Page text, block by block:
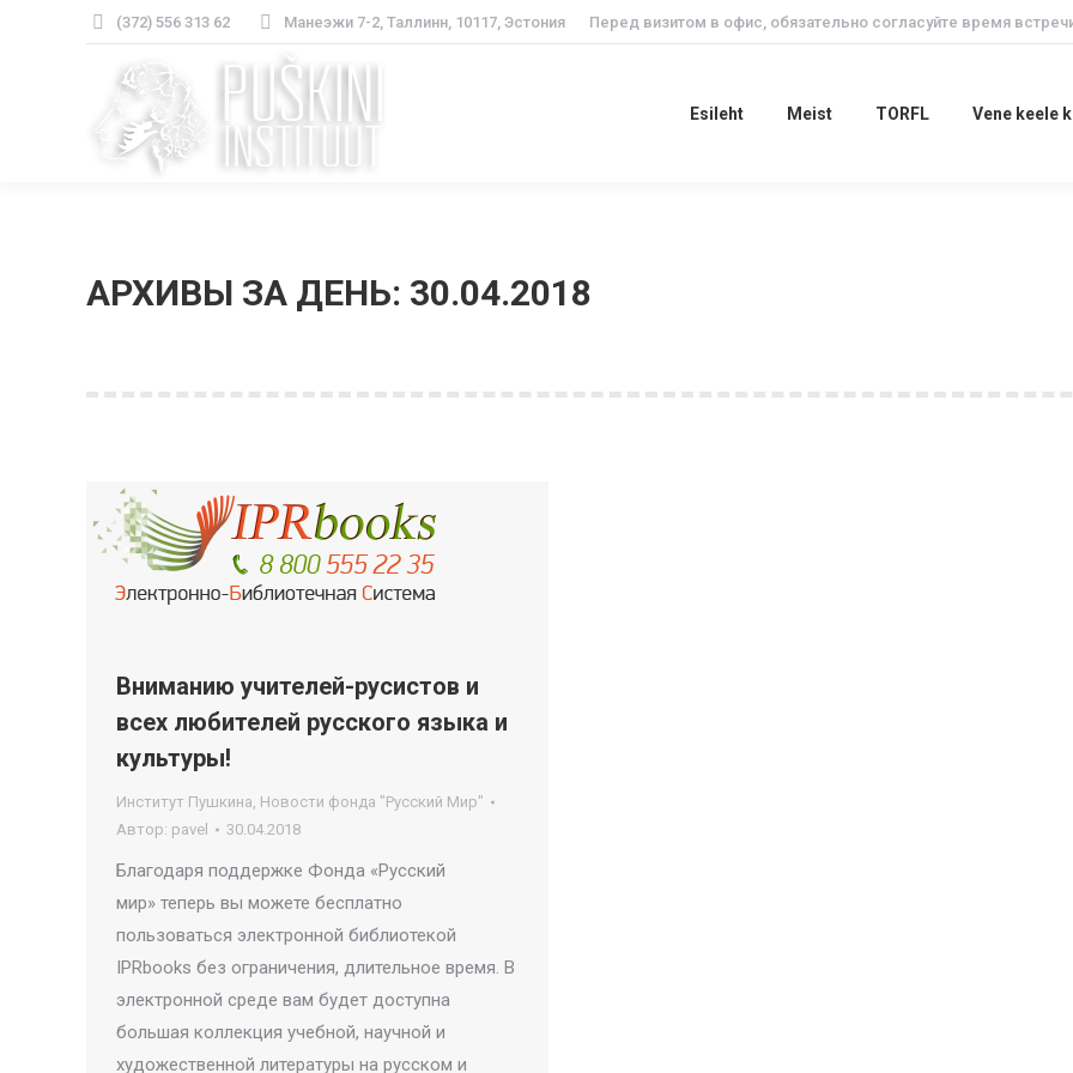
(372) 556 313 62 Манеэжи 7-2, Таллинн, 10117, Эстония Перед визитом в офис, обязательно согласуйте время
Esileht Meist TORFL Vene keele
АРХИВЫ ЗА ДЕНЬ: 30.04.2018
Вниманию учителей-русистов и
всех любителей русского языка и
культуры!
Институт Пушкина, Новости фонда "Русский Мир"
Автор: pavel 30.04.2018
Благодаря поддержке Фонда «Русский
мир» теперь вы можете бесплатно
пользоваться электронной библиотекой
IPRbooks без ограничения, длительное время. В
электронной среде вам будет доступна
большая коллекция учебной, научной и
художественной литературы на русском и